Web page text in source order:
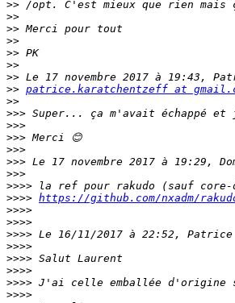
>>
>>
>>
>>
>>
>>
>>
>> patrice.karatchentzeff at
>>
>>>
>>>
>>>
>>>
>>> Le 17 novembre 2017 à 19:29,
>>>
>>>>
>>>> https://github.com/nxadm/
>>>>
>>>>
>>>>
>>>>
>>>>
>>>>
>>>>
>>>>